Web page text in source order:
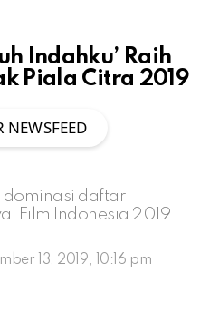
Indahku’ Raih
Piala Citra 2019
NEWSFEED
dominasi daftar
Film Indonesia 2019.
13, 2019, 10:16 pm